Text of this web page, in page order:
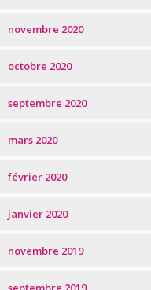
novembre 2020
octobre 2020
septembre 2020
mars 2020
février 2020
janvier 2020
novembre 2019